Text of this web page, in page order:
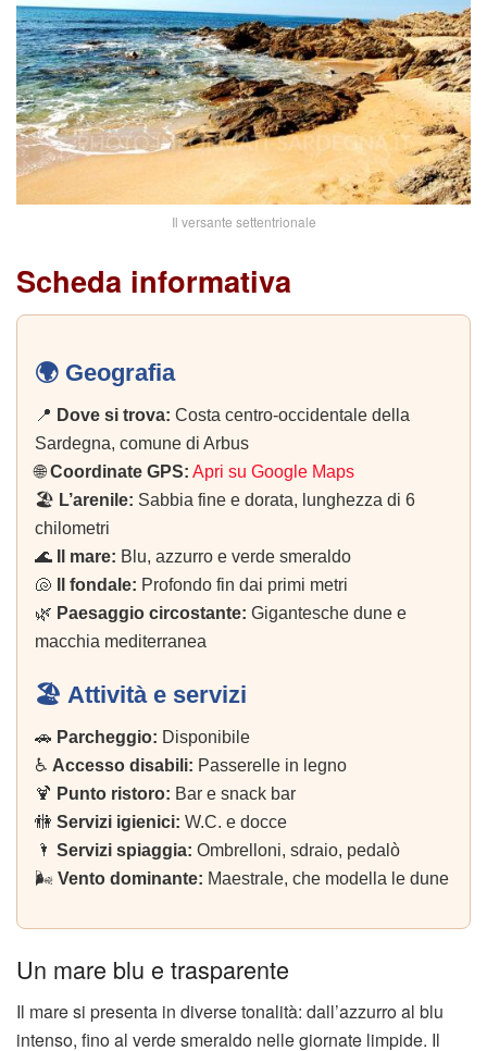
Il versante settentrionale
Scheda informativa
🌍 Geografia
📍 Dove si trova: Costa centro-occidentale della
Sardegna, comune di Arbus
🌐Coordinate GPS: Apri su Google Maps
🏖️ L’arenile: Sabbia fine e dorata, lunghezza di 6
chilometri
🌊
Il mare: Blu, azzurro e verde smeraldo
🐚
Il fondale: Profondo fin dai primi metri
🌿 Paesaggio circostante: Gigantesche dune e
macchia mediterranea
🏖️ Attività e servizi
🚗 Parcheggio: Disponibile
♿ Accesso disabili: Passerelle in legno
🍹 Punto ristoro: Bar e snack bar
🚻 Servizi igienici: W.C. e docce
🌂 Servizi spiaggia: Ombrelloni, sdraio, pedalò
🌬️ Vento dominante: Maestrale, che modella le dune
Un mare blu e trasparente
Il mare si presenta in diverse tonalità: dall’azzurro al blu
intenso, fino al verde smeraldo nelle giornate limpide. Il